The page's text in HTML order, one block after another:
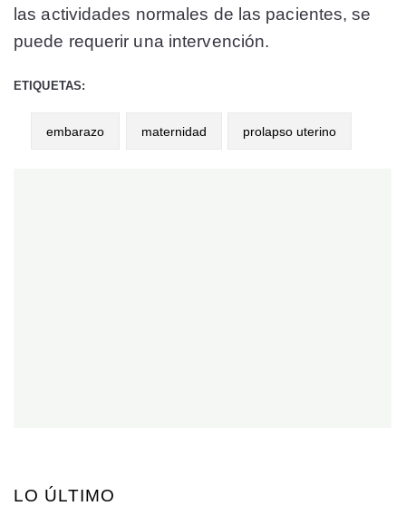
las actividades normales de las pacientes, se
puede requerir una intervención.
ETIQUETAS:
embarazo maternidad prolapso uterino
LO ÚLTIMO